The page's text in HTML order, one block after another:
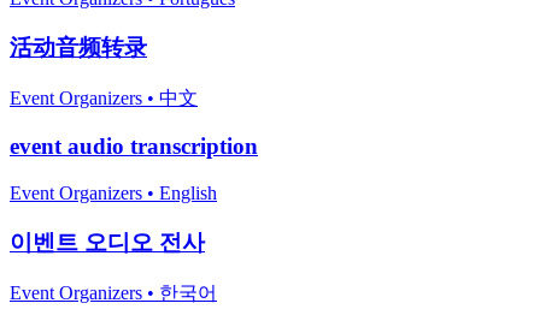
活动音频转录
Event Organizers • 中文
event audio transcription
Event Organizers • English
이벤트 오디오 전사
Event Organizers • 한국어